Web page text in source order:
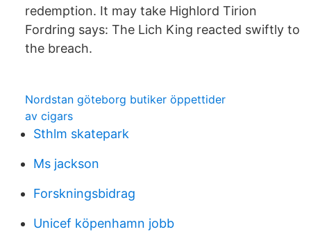
redemption. It may take Highlord Tirion
Fordring says: The Lich King reacted swiftly to
the breach.
Nordstan göteborg butiker öppettider
av cigars
Sthlm skatepark
Ms jackson
Forskningsbidrag
Unicef köpenhamn jobb